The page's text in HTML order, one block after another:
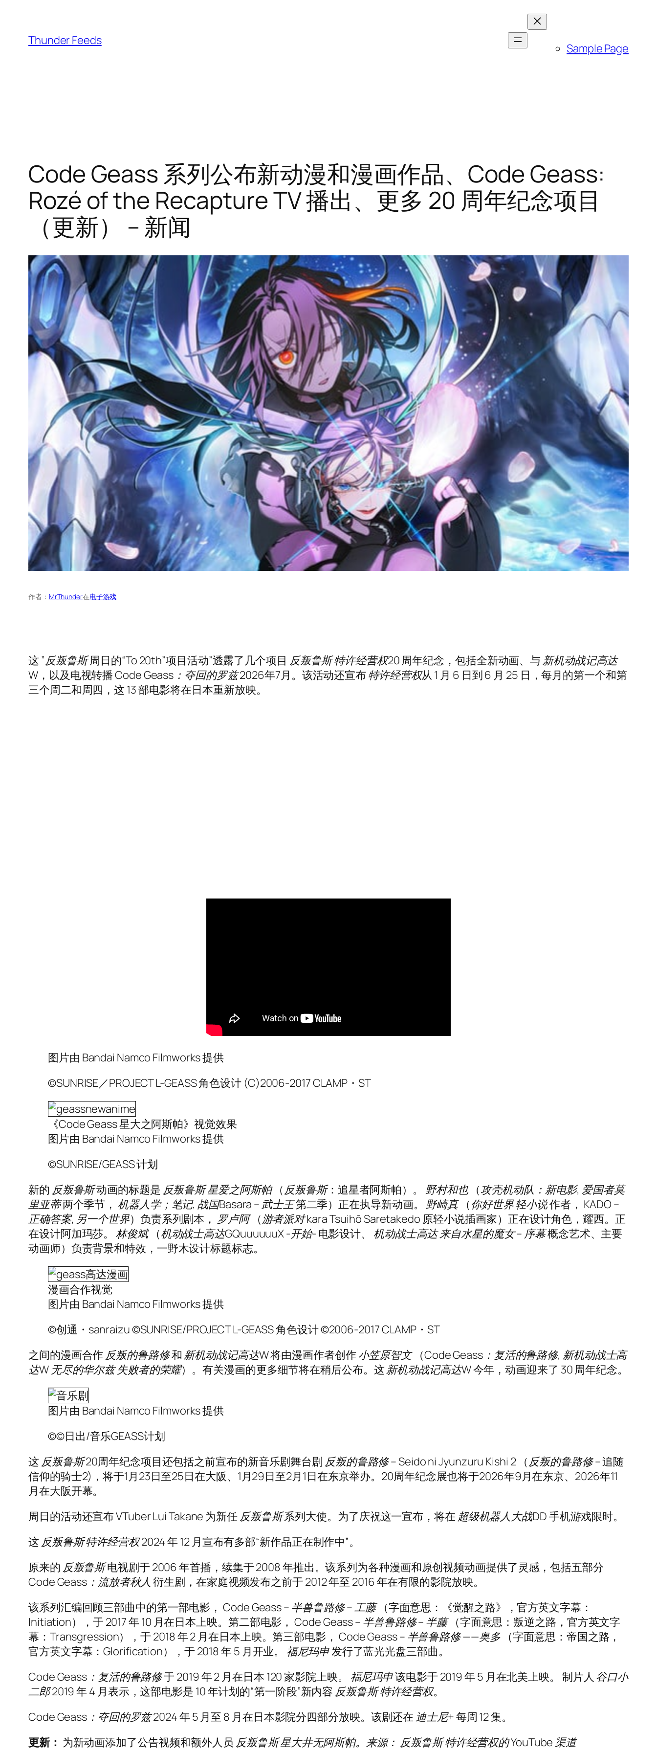
Thunder Feeds
Sample Page
Code Geass 系列公布新动漫和漫画作品、Code Geass:
Rozé of the Recapture TV 播出、更多 20 周年纪念项目
（更新） – 新闻
作者： MrThunder在电子游戏
这 ”反叛鲁斯周日的“To 20th”项目活动”透露了几个项目 反叛鲁斯特许经营权20 周年纪念，包括全新动画、与新机动战记高达
W，以及电视转播Code Geass：夺回的罗兹2026年7月。该活动还宣布 特许经营权从 1 月 6 日到 6 月 25 日，每月的第一个和第
三个周二和周四，这 13 部电影将在日本重新放映。
图片由 Bandai Namco Filmworks 提供
©SUNRISE／PROJECT L-GEASS 角色设计 (C)2006-2017 CLAMP・ST
《Code Geass 星大之阿斯帕》视觉效果
图片由 Bandai Namco Filmworks 提供
©SUNRISE/GEASS 计划
新的 反叛鲁斯动画的标题是 反叛鲁斯星爱之阿斯帕 （反叛鲁斯：追星者阿斯帕）。 野村和也（攻壳机动队：新电影,爱国者莫
里亚蒂两个季节， 机器人学；笔记,战国Basara – 武士王第二季）正在执导新动画。 野崎真（你好世界轻小说作者， KADO –
正确答案, 另一个世界）负责系列剧本， 罗卢阿（游者派对 kara Tsuihō Saretakedo 原轻小说插画家）正在设计角色，耀西。正
在设计阿加玛莎。林俊斌（机动战士高达GQuuuuuuX -开始- 电影设计、 机动战士高达 来自水星的魔女 – 序幕概念艺术、主要
动画师）负责背景和特效，一野木设计标题标志。
漫画合作视觉
图片由 Bandai Namco Filmworks 提供
©创通・sanraizu ©SUNRISE/PROJECT L-GEASS 角色设计 ©2006-2017 CLAMP・ST
之间的漫画合作反叛的鲁路修和新机动战记高达W将由漫画作者创作小笠原智文（Code Geass：复活的鲁路修, 新机动战士高
达W 无尽的华尔兹 失败者的荣耀）。有关漫画的更多细节将在稍后公布。这新机动战记高达W今年，动画迎来了 30 周年纪念。
图片由 Bandai Namco Filmworks 提供
©©日出/音乐GEASS计划
这 反叛鲁斯20周年纪念项目还包括之前宣布的新音乐剧舞台剧 反叛的鲁路修– Seido ni Jyunzuru Kishi 2（反叛的鲁路修– 追随
信仰的骑士2)，将于1月23日至25日在大阪、1月29日至2月1日在东京举办。20周年纪念展也将于2026年9月在东京、2026年11
月在大阪开幕。
周日的活动还宣布 VTuber Lui Takane 为新任反叛鲁斯系列大使。为了庆祝这一宣布，将在 超级机器人大战DD手机游戏限时。
这 反叛鲁斯特许经营权2024 年 12 月宣布有多部“新作品正在制作中”。
原来的 反叛鲁斯电视剧于 2006 年首播，续集于 2008 年推出。该系列为各种漫画和原创视频动画提供了灵感，包括五部分
Code Geass：流放者秋人 衍生剧，在家庭视频发布之前于 2012 年至 2016 年在有限的影院放映。
该系列汇编回顾三部曲中的第一部电影，Code Geass – 半兽鲁路修– 工藤（字面意思：《觉醒之路》，官方英文字幕：
Initiation），于 2017 年 10 月在日本上映。第二部电影，Code Geass – 半兽鲁路修– 半藤（字面意思：叛逆之路，官方英文字
幕：Transgression），于 2018 年 2 月在日本上映。第三部电影， Code Geass – 半兽鲁路修——奥多（字面意思：帝国之路，
官方英文字幕：Glorification），于 2018 年 5 月开业。 福尼玛申发行了蓝光光盘三部曲。
Code Geass：复活的鲁路修于 2019 年 2 月在日本 120 家影院上映。 福尼玛申该电影于 2019 年 5 月在北美上映。 制片人 谷口小
二郎2019 年 4 月表示，这部电影是 10 年计划的“第一阶段”新内容 反叛鲁斯特许经营权。
Code Geass：夺回的罗兹2024 年 5 月至 8 月在日本影院分四部分放映。该剧还在迪士尼+每周 12 集。
更新： 为新动画添加了公告视频和额外人员 反叛鲁斯星大井无阿斯帕。来源： 反叛鲁斯特许经营权的YouTube渠道